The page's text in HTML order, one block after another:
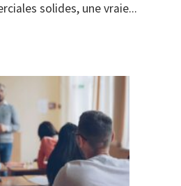
solides, une vraie...